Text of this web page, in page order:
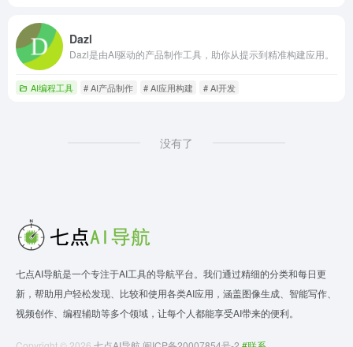
Dazl
Dazl是由AI驱动的产品制作工具，助你从提示到精准构建应用。
AI编程工具 # AI产品制作 # AI应用构建 # AI开发
没有了
七点AI导航是一个专注于AI工具的导航平台。我们通过精细的分类和每日更
新，帮助用户轻松发现、比较和使用各类AI应用，涵盖图像生成、智能写作、
视频创作、编程辅助等多个领域，让每个人都能享受AI带来的便利。